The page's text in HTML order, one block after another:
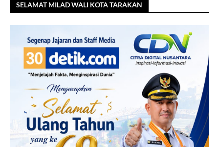
SELAMAT MILAD WALI KOTA TARAKAN